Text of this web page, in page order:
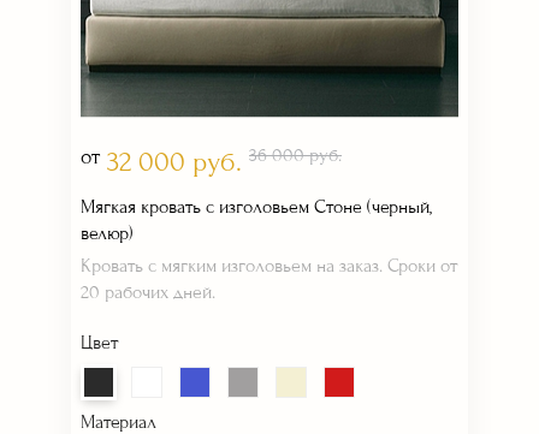
от 32 000 руб. 36 000 руб.
Мягкая кровать с изголовьем Стоне (черный,
велюр)
Кровать с мягким изголовьем на заказ. Сроки от
20 рабочих дней.
Цвет
Материал